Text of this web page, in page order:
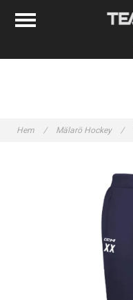
Hem / Mälarö Hockey /